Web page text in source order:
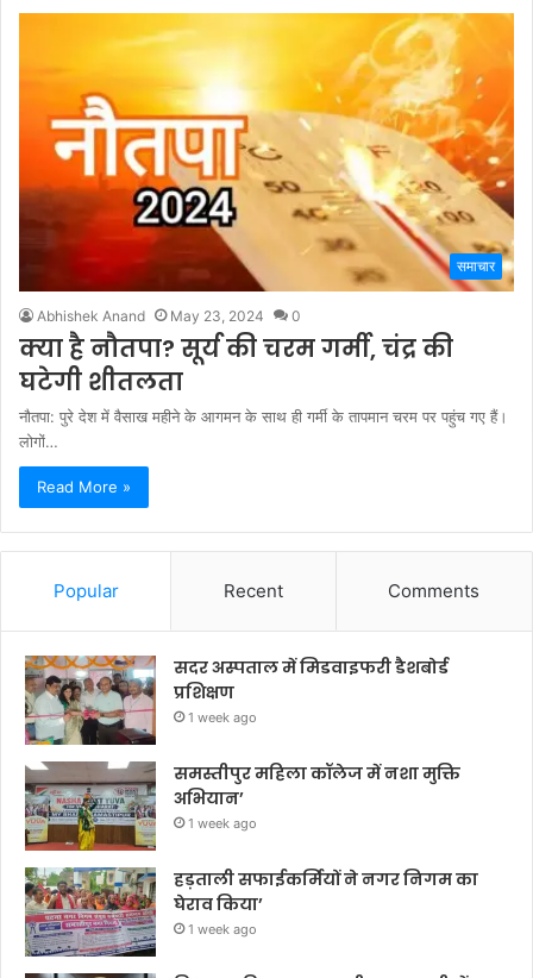
समाचार
Abhishek Anand May 23, 2024 0
क्या है नौतपा? सूर्य की चरम गर्मी, चंद्र की
घटेगी शीतलता
नौतपा: पुरे देश में वैसाख महीने के आगमन के साथ ही गर्मी के तापमान चरम पर पहुंच गए हैं।
लोगों…
Read More »
Popular Recent Comments
सदर अस्पताल में मिडवाइफरी डैशबोर्ड
प्रशिक्षण
1 week ago
समस्तीपुर महिला कॉलेज में नशा मुक्ति
अभियान’
1 week ago
हड़ताली सफाईकर्मियों ने नगर निगम का
घेराव किया’
1 week ago